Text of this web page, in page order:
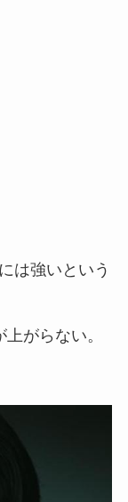
は強いという
がらない。